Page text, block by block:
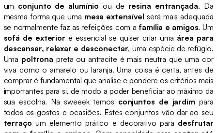
um conjunto de alumínio ou de resina entrançada. Da
mesma forma que uma mesa extensível será mais adequada
se normalmente faz as refeições com a família e amigos. Um
sofá de exterior é essencial se quiser criar uma área para
descansar, relaxar e desconectar, uma espécie de refúgio.
Uma poltrona preta ou antracite é mais neutra que uma cor
viva como o amarelo ou laranja. Uma coisa é certa, antes de
comprar é fundamental que analise e pondere os critérios mais
importantes para si, de modo a poder beneficiar ao máximo da
sua escolha. Na sweeek temos conjuntos de jardim para
todos os gostos e ocasiões. Estes conjuntos vão dar ao seu
terraço um elemento prático e decorativo para desfrutar